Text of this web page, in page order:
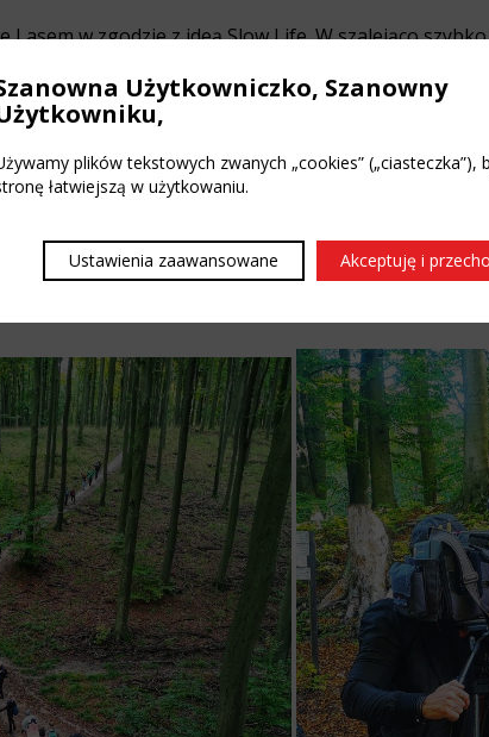
w zgodzie z ideą Slow Life. W szalejąco
pohamakowac chwilę i pogadać. Z rozmów JA-
mnie uwielbiają. Po prostu wprowadzam ich w
bluzgania :)
wycieczek wśród nieoczywistych atrakcji
Jestem też fotografem... Grupowe zdjęcia
Użytkowniczko, Szanowny
plików tekstowych zwanych „cookies” („ciasteczka”),
łatwiejszą w użytkowaniu.
Ustawienia zaawansowane Akceptuję i